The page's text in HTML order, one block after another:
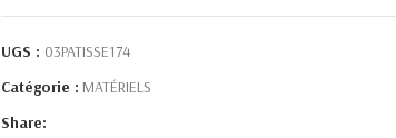
UGS : 03PATISSE174
Catégorie : MATÉRIELS
Share: